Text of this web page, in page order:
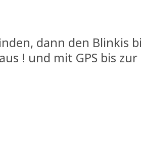
dann den Blinkis
! und mit GPS bis